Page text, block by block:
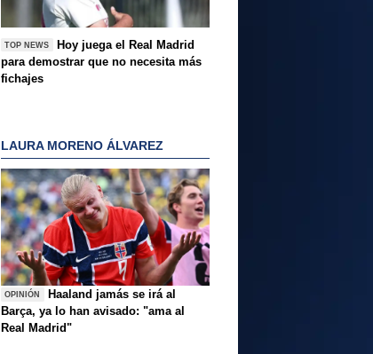
TOP NEWS
Hoy juega el Real Madrid
para demostrar que no necesita más
fichajes
LAURA MORENO ÁLVAREZ
OPINIÓN
Haaland jamás se irá al
Barça, ya lo han avisado: "ama al
Real Madrid"